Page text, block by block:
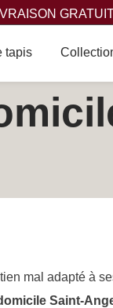
tapis
mal adapté à
Saint-